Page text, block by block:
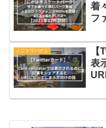
着
フ
ノニヤマバナシ
表